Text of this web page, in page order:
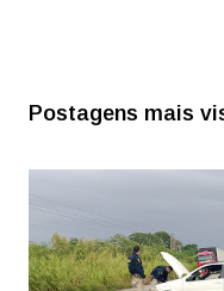
Postagens mais